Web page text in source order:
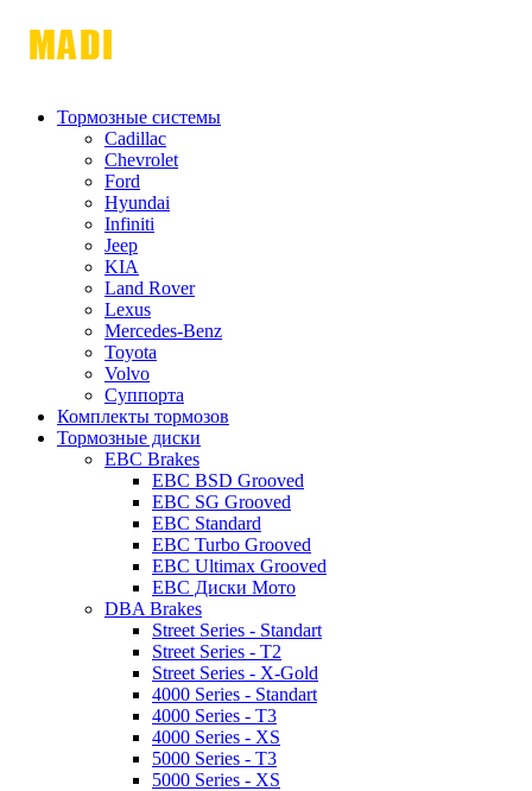
Тормозные системы
Cadillac
Chevrolet
Ford
Hyundai
Infiniti
Jeep
KIA
Land Rover
Lexus
Mercedes-Benz
Toyota
Volvo
Суппорта
Комплекты тормозов
Тормозные диски
EBC Brakes
EBC BSD Grooved
EBC SG Grooved
EBC Standard
EBC Turbo Grooved
EBC Ultimax Grooved
EBC Диски Мото
DBA Brakes
Street Series - Standart
Street Series - T2
Street Series - X-Gold
4000 Series - Standart
4000 Series - T3
4000 Series - XS
5000 Series - T3
5000 Series - XS